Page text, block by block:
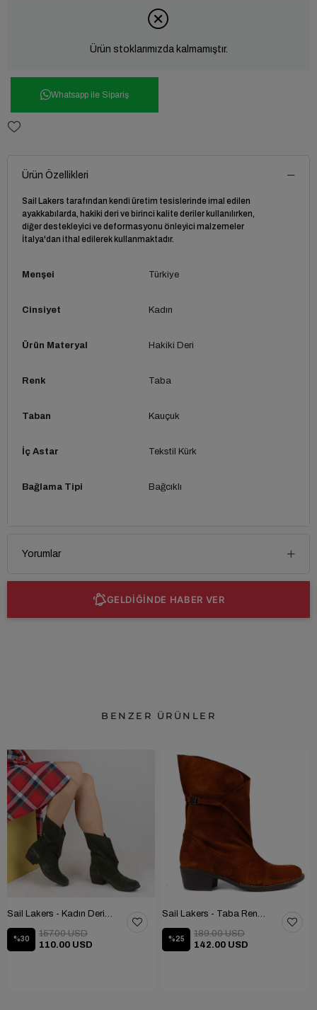
Ürün stoklarımızda kalmamıştır.
Whatsapp ile Sipariş
Ürün Özellikleri
Sail Lakers tarafından kendi üretim tesislerinde imal edilen
ayakkabılarda, hakiki deri ve birinci kalite deriler kullanılırken,
diğer destekleyici ve deformasyonu önleyici malzemeler
İtalya'dan ithal edilerek kullanmaktadır.
Menşei Türkiye
Cinsiyet Kadın
Ürün Materyal Hakiki Deri
Renk Taba
Taban Kauçuk
İç Astar Tekstil Kürk
Bağlama Tipi Bağcıklı
Yorumlar
GELDİĞİNDE HABER VER
BENZER ÜRÜNLER
%30
110.00 USD
157.00 USD
%25
142.00 USD
189.00 USD